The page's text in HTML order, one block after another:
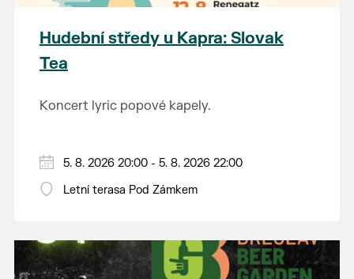
Hudební středy u Kapra: Slovak
Tea
Koncert lyric popové kapely.
5. 8. 2026 20:00 - 5. 8. 2026 22:00
Letní terasa Pod Zámkem